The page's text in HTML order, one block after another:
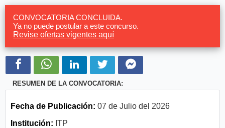
CONVOCATORIA CONCLUIDA.
Ya no puede postular a este concurso.
Revise ofertas vigentes aquí
RESUMEN DE LA CONVOCATORIA:
Fecha de Publicación: 07 de Julio del 2026
Institución: ITP